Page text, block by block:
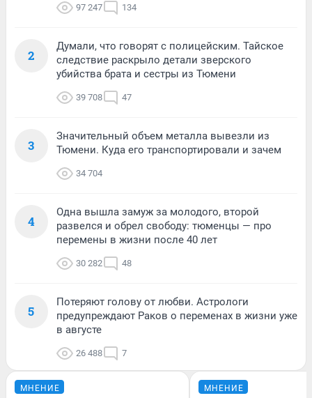
97 247 134
2
Думали, что говорят с полицейским. Тайское
следствие раскрыло детали зверского
убийства брата и сестры из Тюмени
39 708 47
3
Значительный объем металла вывезли из
Тюмени. Куда его транспортировали и зачем
34 704
4
Одна вышла замуж за молодого, второй
развелся и обрел свободу: тюменцы — про
перемены в жизни после 40 лет
30 282 48
5
Потеряют голову от любви. Астрологи
предупреждают Раков о переменах в жизни уже
в августе
26 488 7
МНЕНИЕ МНЕНИЕ